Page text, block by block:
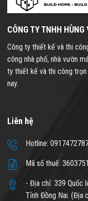
CÔNG TY TNHH
Công ty thiết kế và thi
công nhà phố, nhà vườn
ty thiết kế và thi công trọn
nay.
Liên hệ
Hotline:
Mã số thuế:
- Địa chỉ: 339 Quốc
Tỉnh Đồng Nai. (Địa